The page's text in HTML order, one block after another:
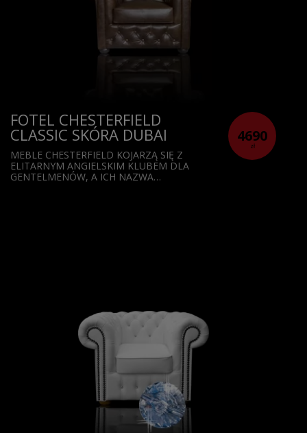
4690
zł
FOTEL CHESTERFIELD
CLASSIC SKÓRA DUBAI
MEBLE CHESTERFIELD KOJARZĄ SIĘ Z
ELITARNYM ANGIELSKIM KLUBEM DLA
GENTELMENÓW, A ICH NAZWA…